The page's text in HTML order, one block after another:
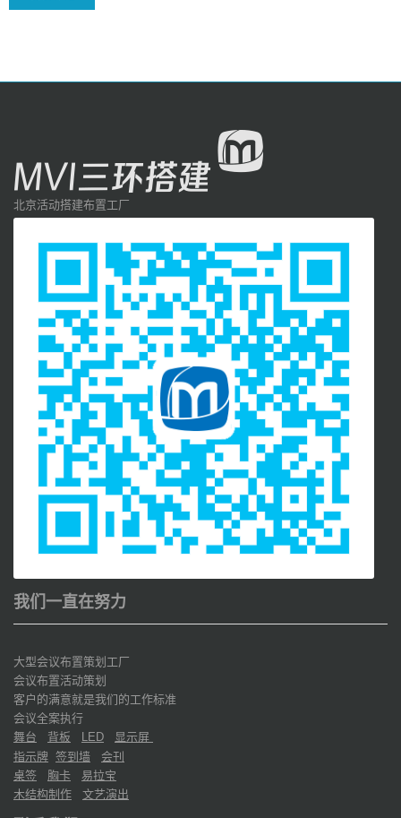
北京活动搭建布置工厂
我们一直在努力
大型会议布置策划工厂
会议布置活动策划
客户的满意就是我们的工作标准
会议全案执行
舞台
背板 LED
显示屏
指示牌 签到墙
会刊
桌签
胸卡
易拉宝
木结构制作
文艺演出